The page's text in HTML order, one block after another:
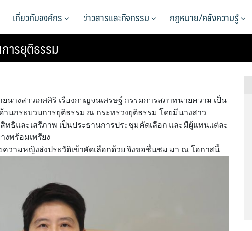
เกี่ยวกับองค์กร ข่าวสารและกิจกรรม กฎหมาย/คลังความรู้
ารยุติธรรม
างสาวเกศศิริ เรืองกาญจนเศรษฐ์ กรรมการสภาทนายความ เป็น
นกระบวนการยุติธรรม ณ กระทรวงยุติธรรม โดยมีนางสาว
ทธิและเสรีภาพ เป็นประธานการประชุมคัดเลือก และมีผู้แทนแต่ละ
งพร้อมเพรียง
วามหญิงส่งประวัติเข้าคัดเลือกด้วย จึงขอชื่นชม มา ณ โอกาสนี้